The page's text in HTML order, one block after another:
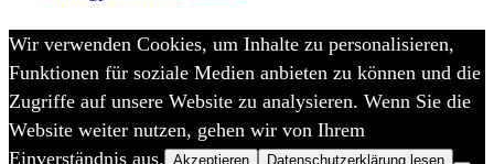
Wir verwenden Cookies, um Inhalte zu personalisieren,
Funktionen für soziale Medien anbieten zu können und die
Zugriffe auf unsere Website zu analysieren. Wenn Sie die
Website weiter nutzen, gehen wir von Ihrem
Einverständnis aus. Akzeptieren Datenschutzerklärung lesen